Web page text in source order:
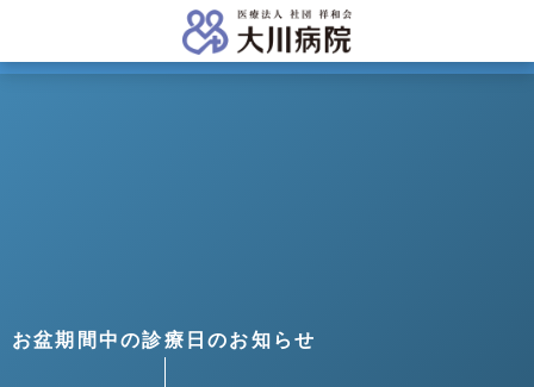
お盆期間中の診療日のお知らせ